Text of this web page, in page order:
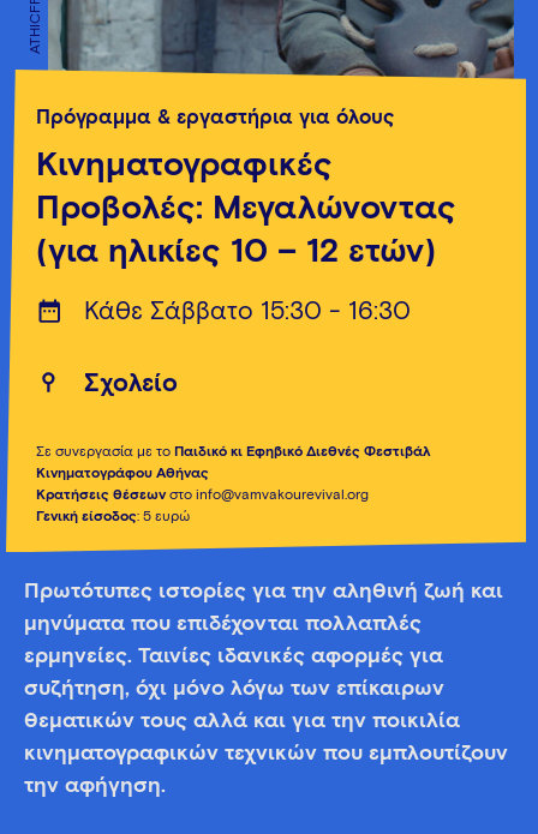
ATHICFF
Πρόγραμμα & εργαστήρια για όλους
Κινηματογραφικές
Προβολές: Μεγαλώνοντας
(για ηλικίες 10 – 12 ετών)
Κάθε Σάββατο 15:30 - 16:30
Σχολείο
Σε συνεργασία με το Παιδικό κι Εφηβικό Διεθνές Φεστιβάλ
Κινηματογράφου Αθήνας
Κρατήσεις θέσεωνστο info@vamvakourevival.org
Γενική είσοδος: 5 ευρώ
Πρωτότυπες ιστορίες για την αληθινή ζωή και
μηνύματα που επιδέχονται πολλαπλές
ερμηνείες. Ταινίες ιδανικές αφορμές για
συζήτηση, όχι μόνο λόγω των επίκαιρων
θεματικών τους αλλά και για την ποικιλία
κινηματογραφικών τεχνικών που εμπλουτίζουν
την αφήγηση.